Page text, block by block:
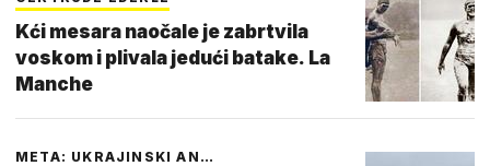
Kći mesara naočale je zabrtvila
voskom i plivala jedući batake. La
Manche
META: UKRAJINSKI AN…